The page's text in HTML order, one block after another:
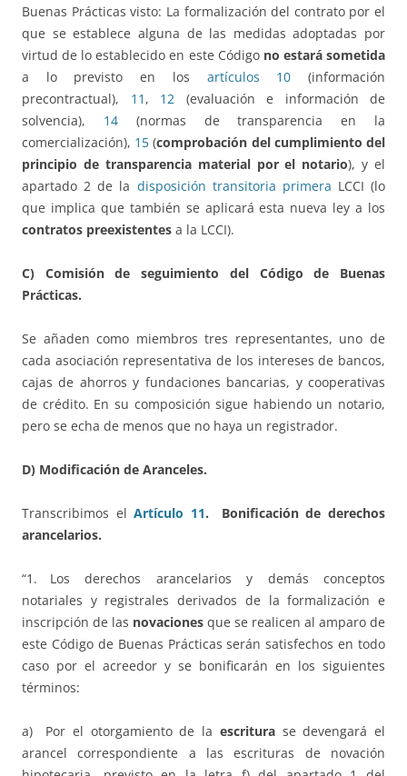
Buenas Prácticas visto: La formalización del contrato por el
que se establece alguna de las medidas adoptadas por
virtud de lo establecido en este Código no estará sometida
a lo previsto en los artículos 10 (información
precontractual), 11 , 12 (evaluación e información de
solvencia), 14(normas de transparencia en la
comercialización), 15 (comprobación del cumplimiento del
principio de transparencia material por el notario), y el
apartado 2 de la disposición transitoria primera LCCI (lo
que implica que también se aplicará esta nueva ley a los
contratos preexistentes a la LCCI).
C) Comisión de seguimiento del Código de Buenas
Prácticas.
Se añaden como miembros tres representantes, uno de
cada asociación representativa de los intereses de bancos,
cajas de ahorros y fundaciones bancarias, y cooperativas
de crédito. En su composición sigue habiendo un notario,
pero se echa de menos que no haya un registrador.
D) Modificación de Aranceles.
Transcribimos elArtículo 11. Bonificación de derechos
arancelarios.
“1. Los derechos arancelarios y demás conceptos
notariales y registrales derivados de la formalización e
inscripción de las novaciones que se realicen al amparo de
este Código de Buenas Prácticas serán satisfechos en todo
caso por el acreedor y se bonificarán en los siguientes
términos:
a) Por el otorgamiento de la escriturase devengará el
arancel correspondiente a las escrituras de novación